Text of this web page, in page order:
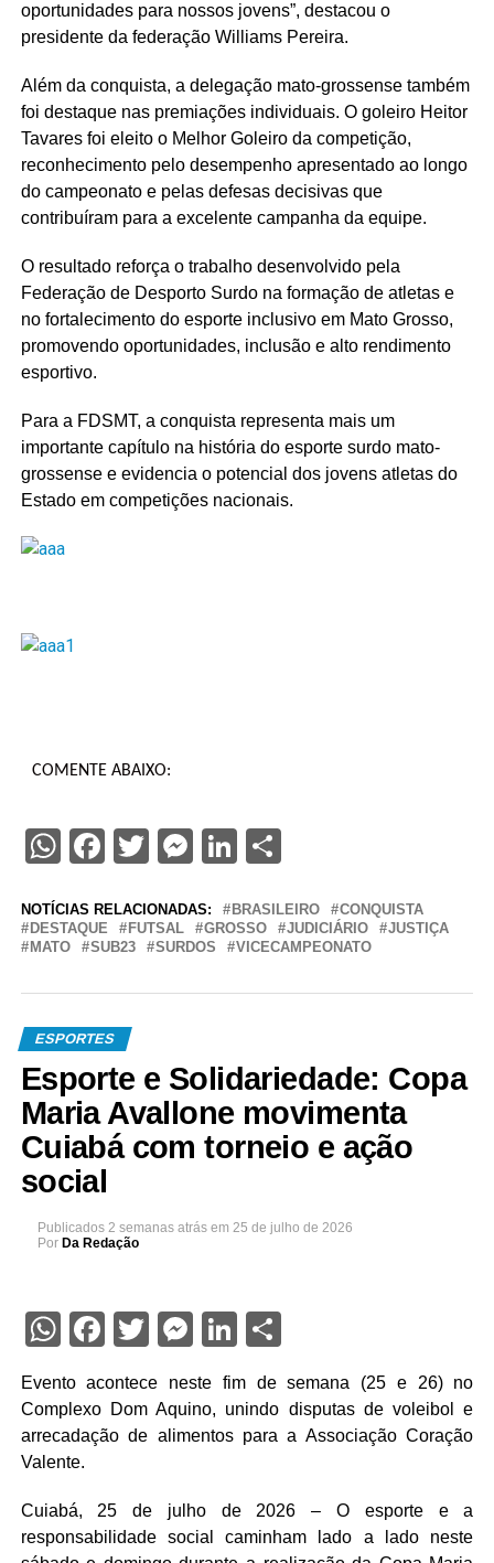
oportunidades para nossos jovens”, destacou o
presidente da federação Williams Pereira.
Além da conquista, a delegação mato-grossense também
foi destaque nas premiações individuais. O goleiro Heitor
Tavares foi eleito o Melhor Goleiro da competição,
reconhecimento pelo desempenho apresentado ao longo
do campeonato e pelas defesas decisivas que
contribuíram para a excelente campanha da equipe.
O resultado reforça o trabalho desenvolvido pela
Federação de Desporto Surdo na formação de atletas e
no fortalecimento do esporte inclusivo em Mato Grosso,
promovendo oportunidades, inclusão e alto rendimento
esportivo.
Para a FDSMT, a conquista representa mais um
importante capítulo na história do esporte surdo mato-
grossense e evidencia o potencial dos jovens atletas do
Estado em competições nacionais.
COMENTE ABAIXO:
WhatsApp
Facebook
Twitter
Messenger
LinkedIn
Share
NOTÍCIAS RELACIONADAS: BRASILEIRO
CONQUISTA
DESTAQUE
FUTSAL GROSSO JUDICIÁRIO
JUSTIÇA
MATO
SUB23 SURDOS VICECAMPEONATO
ESPORTES
Esporte e Solidariedade: Copa
Maria Avallone movimenta
Cuiabá com torneio e ação
social
Publicados 2 semanas atrás em 25 de julho de 2026
Por Da Redação
WhatsApp
Facebook
Twitter
Messenger
LinkedIn
Share
Evento acontece neste fim de semana (25 e 26) no
Complexo Dom Aquino, unindo disputas de voleibol e
arrecadação de alimentos para a Associação Coração
Valente.
Cuiabá, 25 de julho de 2026 – O esporte e a
responsabilidade social caminham lado a lado neste